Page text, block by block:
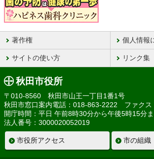
著作権 個人情報
サイトの使い方 リンク集
秋田市役所
〒010-8560 秋田市山王一丁目1番1号
秋田市窓口案内電話：018-863-2222 ファクス
開庁時間：平日 午前8時30分から午後5時15分
法人番号：3000020052019
市役所アクセス 市の組織